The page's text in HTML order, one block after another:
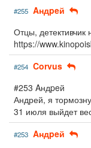
#255 Aндpeй
Отцы,
https://
#254 Corvus
#253 Aндpeй
Андрей, я
31 июля выйдет
#253 Aндpeй